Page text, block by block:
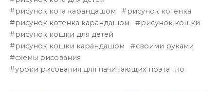
рисунок кота карандашом
рисунок котенка
рисунок котенка карандашом
рисунок кошки
рисунок кошки для детей
рисунок кошки карандашом
своими руками
схемы рисования
уроки рисования для начинающих поэтапно